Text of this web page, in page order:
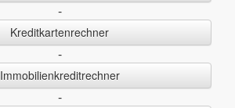
-
Kreditkartenrechner
-
Immobilienkreditrechner
-